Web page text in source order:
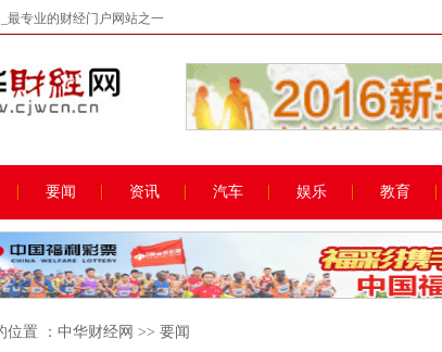
最专业的财经门户网站之一
要闻 资讯 汽车 娱乐 教育
位置 ： 中华财经网 >> 要闻